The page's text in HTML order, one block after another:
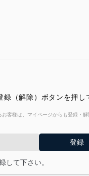
（解除）ボタンを押し
様は、マイページからも登録・
して下さい。